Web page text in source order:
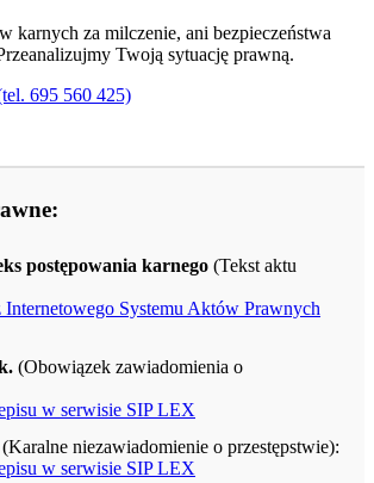
karnych za milczenie, ani bezpieczeństwa
Twoją sytuację prawną.
695 560 425)
postępowania karnego (Tekst aktu
Internetowego Systemu Aktów Prawnych
(Obowiązek zawiadomienia o
w serwisie SIP LEX
(Karalne niezawiadomienie o przestępstwie):
w serwisie SIP LEX